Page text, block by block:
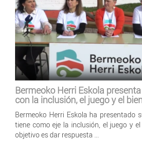
Bermeoko Herri Eskola
con la inclusión, el juego y el
Bermeoko Herri Eskola ha presentado
tiene como eje la inclusión, el juego y
objetivo es dar respuesta ...